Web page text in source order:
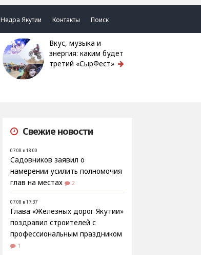
Недра Якутии Контакты Поиск
Вкус, музыка и
энергия: каким будет
третий «СырФест»
Свежие новости
07.08 в 18:00
Садовников заявил о
намерении усилить полномочия
глав на местах
2
07.08 в 17:37
Глава «Железных дорог Якутии»
поздравил строителей с
профессиональным праздником
1